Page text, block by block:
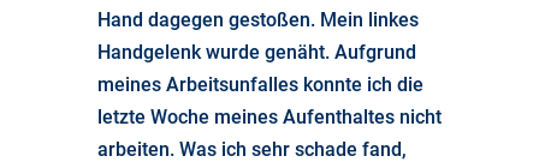
Hand dagegen gestoßen. Mein linkes
Handgelenk wurde genäht. Aufgrund
meines Arbeitsunfalles konnte ich die
letzte Woche meines Aufenthaltes nicht
arbeiten. Was ich sehr schade fand,